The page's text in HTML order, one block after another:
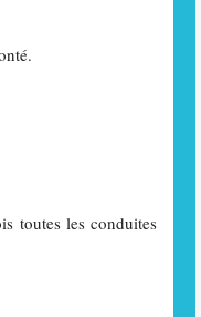
toutes les conduites